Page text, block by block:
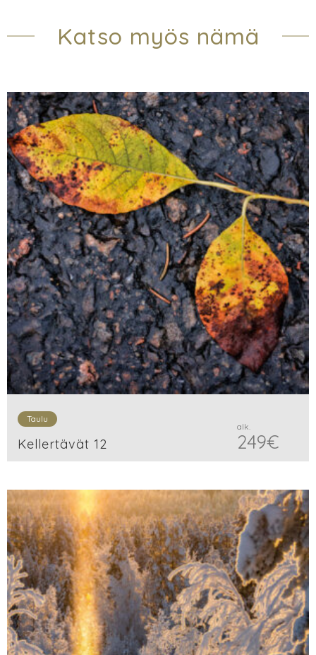
Katso myös nämä
Taulu
Kellertävät 12
alk.
249€